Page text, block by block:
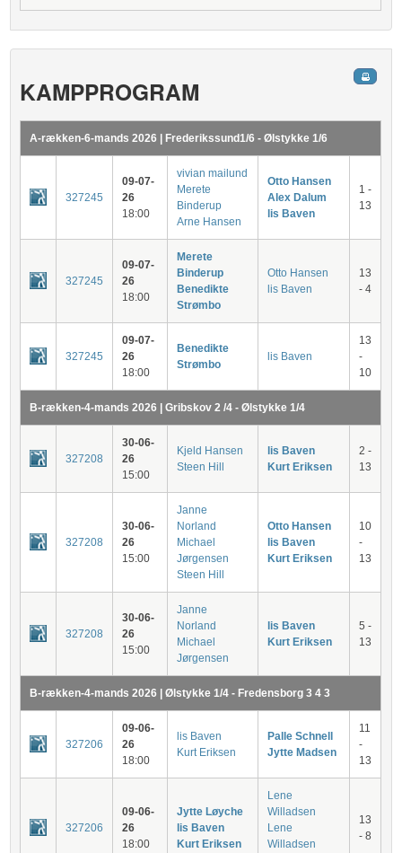
KAMPPROGRAM
A-rækken-6-mands 2026 | Frederikssund1/6 - Ølstykke 1/6
327245
09-07-
26
18:00
vivian mailund
Merete
Binderup
Arne Hansen
Otto Hansen
Alex Dalum
lis Baven
1 -
13
327245
09-07-
26
18:00
Merete
Binderup
Benedikte
Strømbo
Otto Hansen
lis Baven
13
- 4
327245
09-07-
26
18:00
Benedikte
Strømbo
lis Baven
13
-
10
B-rækken-4-mands 2026 | Gribskov 2 /4 - Ølstykke 1/4
327208
30-06-
26
15:00
Kjeld Hansen
Steen Hill
lis Baven
Kurt Eriksen
2 -
13
327208
30-06-
26
15:00
Janne
Norland
Michael
Jørgensen
Steen Hill
Otto Hansen
lis Baven
Kurt Eriksen
10
-
13
327208
30-06-
26
15:00
Janne
Norland
Michael
Jørgensen
lis Baven
Kurt Eriksen
5 -
13
B-rækken-4-mands 2026 | Ølstykke 1/4 - Fredensborg 3 4 3
327206
09-06-
26
18:00
lis Baven
Kurt Eriksen
Palle Schnell
Jytte Madsen
11
-
13
327206
09-06-
26
18:00
Jytte Løyche
lis Baven
Kurt Eriksen
Lene
Willadsen
Lene
Willadsen
13
- 8